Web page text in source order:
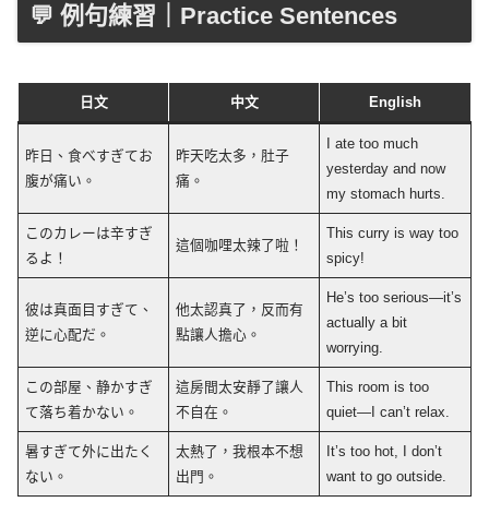
💬 例句練習｜Practice Sentences
日文 中文 English
昨日、食べすぎてお
腹が痛い。
昨天吃太多，肚子
痛。
I ate too much
yesterday and now
my stomach hurts.
このカレーは辛すぎ
るよ！
這個咖哩太辣了啦！
This curry is way too
spicy!
彼は真面目すぎて、
逆に心配だ。
他太認真了，反而有
點讓人擔心。
He’s too serious—it’s
actually a bit
worrying.
この部屋、静かすぎ
て落ち着かない。
這房間太安靜了讓人
不自在。
This room is too
quiet—I can’t relax.
暑すぎて外に出たく
ない。
太熱了，我根本不想
出門。
It’s too hot, I don’t
want to go outside.